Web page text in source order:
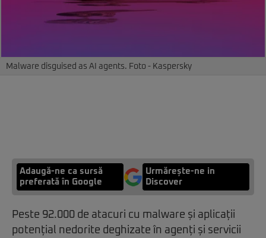
Malware disguised as AI agents. Foto - Kaspersky
Adaugă-ne ca sursă
preferată în Google
Urmărește-ne in
Discover
Peste 92.000 de atacuri cu malware și aplicații
potențial nedorite deghizate în agenți și servicii